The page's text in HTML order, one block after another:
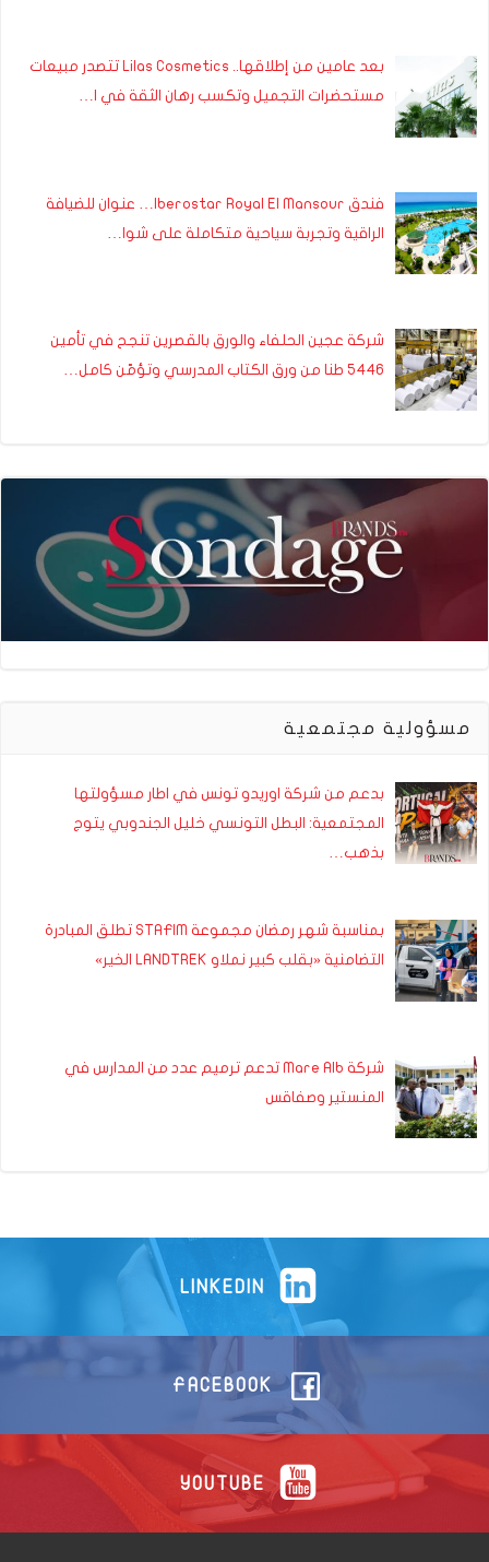
بعد عامين من إطلاقها.. Lilas Cosmetics تتصدر مبيعات
مستحضرات التجميل وتكسب رهان الثقة في ا…
فندق Iberostar Royal El Mansour… عنوان للضيافة
الراقية وتجربة سياحية متكاملة على شوا…
شركة عجين الحلفاء والورق بالقصرين تنجح في تأمين
5446 طنا من ورق الكتاب المدرسي وتؤمّن كامل…
مسؤولية مجتمعية
بدعم من شركة اوريدو تونس في اطار مسؤولتها
المجتمعية: البطل التونسي خليل الجندوبي يتوج
بذهب…
بمناسبة شهر رمضان مجموعة STAFIM تطلق المبادرة
التضامنية «بقلب كبير نملاو LANDTREK الخير»
شركة Mare Alb تدعم ترميم عدد من المدارس في
المنستير وصفاقس
LINKEDIN
FACEBOOK
YOUTUBE